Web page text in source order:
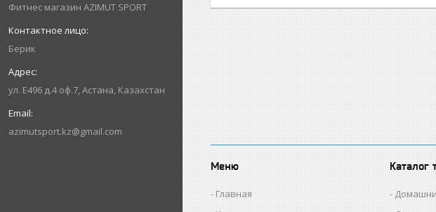
Фитнес магазин AZIMUT SPORT
Берик
ул. Е496 д.4 оф.7, Астана, Казахстан
azimutsport.kz@gmail.com
Меню
Главная
Каталог